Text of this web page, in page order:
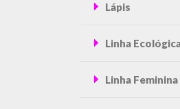
Lápis
Linha
Linha Feminina